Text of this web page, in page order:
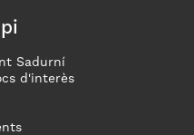
Sadurní
d'interès